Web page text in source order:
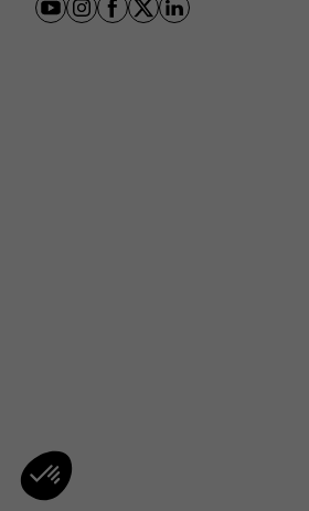
youtube
instagram
facebook
x linkedin